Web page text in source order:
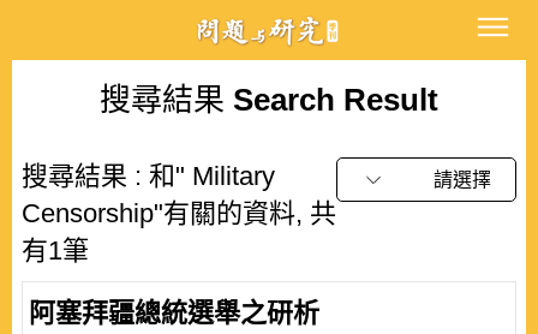
搜尋結果 Search Result
搜尋結果 : 和" Military
Censorship"有關的資料, 共
有1筆
請選擇
阿塞拜疆總統選舉之研析